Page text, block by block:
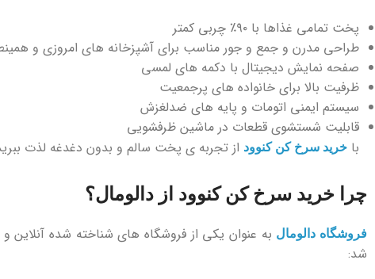
پخت تمامی غذاها با ۹۰٪ چربی کمتر
طراحی مدرن و جمع ‌و جور مناسب برای آشپزخانه ‌های امروزی و
صفحه ‌نمایش دیجیتال با دکمه ‌های لمسی
ظرفیت بالا برای خانواده ‌های پرجمعیت
سیستم ایمنی اتومات و پایه‌ های ضدلغزش
قابلیت شستشوی قطعات در ماشین ظرفشویی
با خرید سرخ کن کنوود از تجربه‌ ی پخت سالم و بدون دغدغه لذت
چرا خرید سرخ کن کنوود از دالومال؟
فروشگاه دالومال به ‌عنوان یکی از فروشگاه ‌های شناخته شده آنلاین
شد: